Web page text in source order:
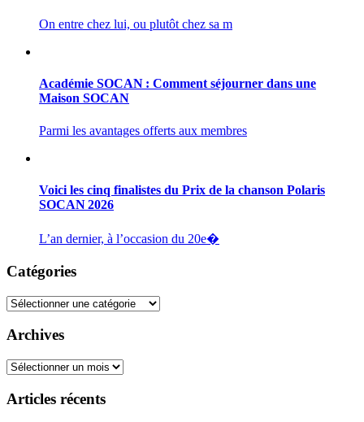
On entre chez lui, ou plutôt chez sa m
Académie SOCAN : Comment séjourner dans une
Maison SOCAN
Parmi les avantages offerts aux membres
Voici les cinq finalistes du Prix de la chanson Polaris
SOCAN 2026
L’an dernier, à l’occasion du 20e�
Catégories
Catégories
Archives
Archives
Articles récents